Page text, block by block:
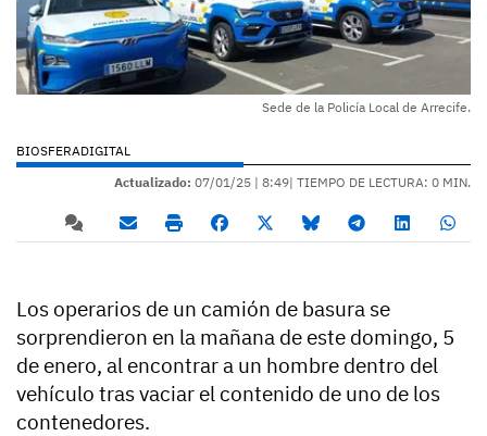
Sede de la Policía Local de Arrecife.
BIOSFERADIGITAL
Actualizado: 07/01/25 | 8:49| TIEMPO DE LECTURA: 0 MIN.
Los operarios de un camión de basura se
sorprendieron en la mañana de este domingo, 5
de enero, al encontrar a un hombre dentro del
vehículo tras vaciar el contenido de uno de los
contenedores.